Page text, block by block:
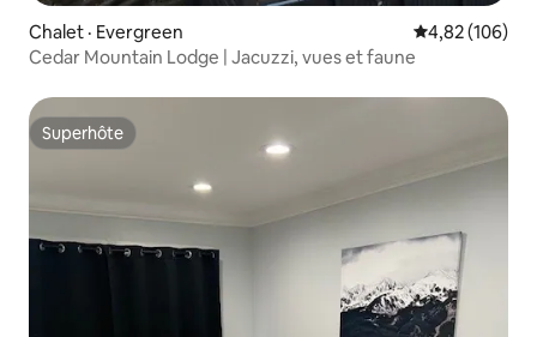
Chalet · Evergreen Note
4,82 (106)
Cedar Mountain Lodge | Jacuzzi, vues et faune
Superhôte
Superhôte